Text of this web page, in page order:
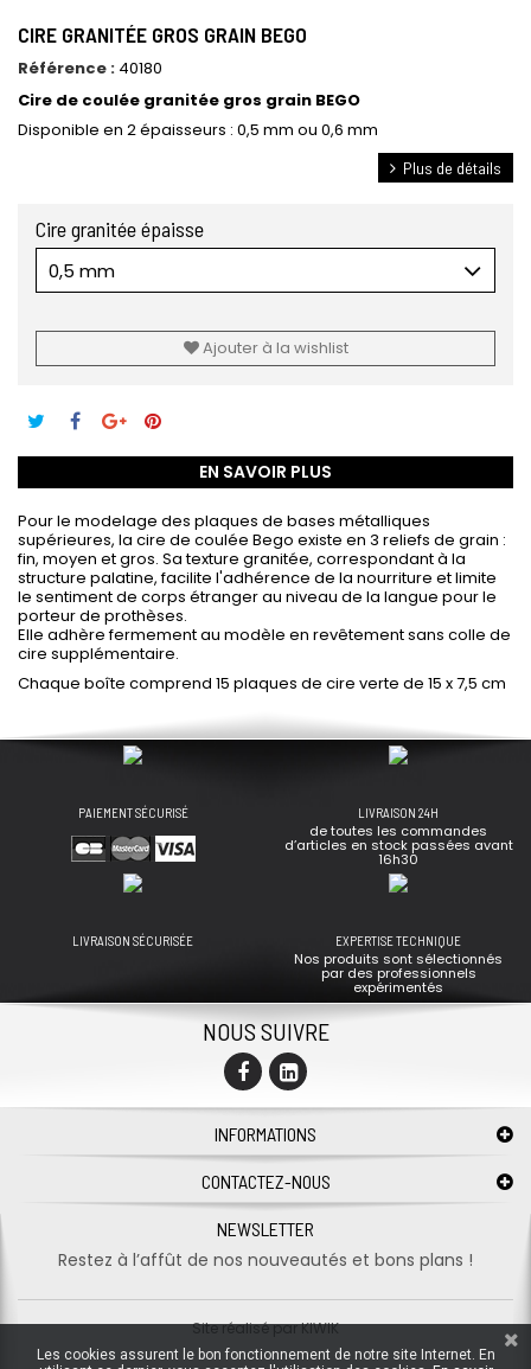
CIRE GRANITÉE GROS GRAIN BEGO
Référence : 40180
Cire de coulée granitée gros grain BEGO
Disponible en 2 épaisseurs : 0,5 mm ou 0,6 mm
Plus de détails
Cire granitée épaisse
0,5 mm
Ajouter à la wishlist
EN SAVOIR PLUS
Pour le modelage des plaques de bases métalliques
supérieures, la cire de coulée Bego existe en 3 reliefs de grain :
fin, moyen et gros. Sa texture granitée, correspondant à la
structure palatine, facilite l'adhérence de la nourriture et limite
le sentiment de corps étranger au niveau de la langue pour le
porteur de prothèses.
Elle adhère fermement au modèle en revêtement sans colle de
cire supplémentaire.
Chaque boîte comprend 15 plaques de cire verte de 15 x 7,5 cm
PAIEMENT SÉCURISÉ LIVRAISON 24H
de toutes les commandes
d’articles en stock passées avant
16h30
LIVRAISON SÉCURISÉE EXPERTISE TECHNIQUE
Nos produits sont sélectionnés
par des professionnels
expérimentés
NOUS SUIVRE
INFORMATIONS
CONTACTEZ-NOUS
NEWSLETTER
Restez à l’affût de nos nouveautés et bons plans !
Site réalisé parKIWIK
Les cookies assurent le bon fonctionnement de notre site Internet. En